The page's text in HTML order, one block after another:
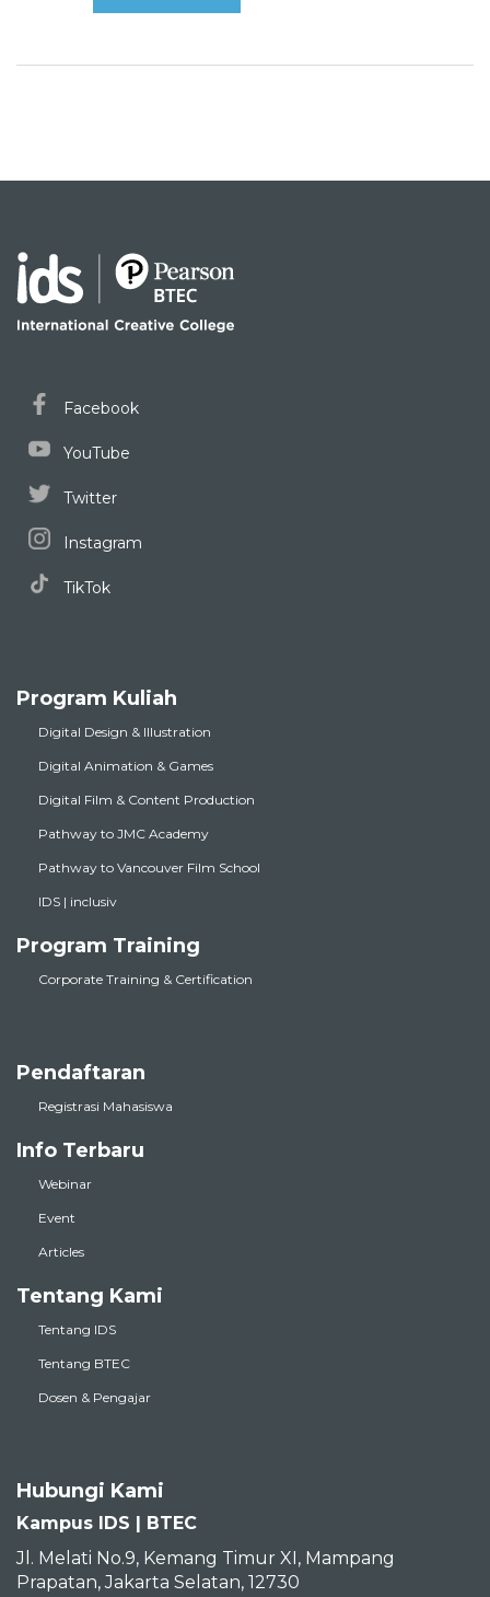
Facebook
YouTube
Twitter
Instagram
TikTok
Program Kuliah
Digital Design & Illustration
Digital Animation & Games
Digital Film & Content Production
Pathway to JMC Academy
Pathway to Vancouver Film School
IDS | inclusiv
Program Training
Corporate Training & Certification
Pendaftaran
Registrasi Mahasiswa
Info Terbaru
Webinar
Event
Articles
Tentang Kami
Tentang IDS
Tentang BTEC
Dosen & Pengajar
Hubungi Kami
Kampus IDS | BTEC
Jl. Melati No.9, Kemang Timur XI, Mampang
Prapatan, Jakarta Selatan, 12730